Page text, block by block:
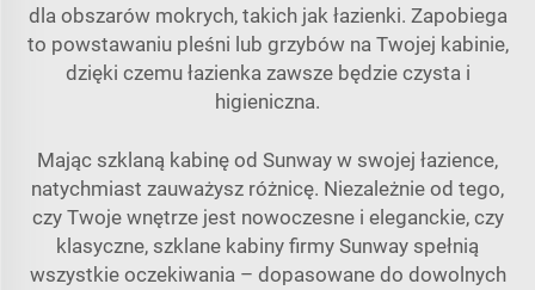
dla obszarów mokrych, takich jak łazienki. Zapobiega
to powstawaniu pleśni lub grzybów na Twojej kabinie,
dzięki czemu łazienka zawsze będzie czysta i
higieniczna.
Mając szklaną kabinę od Sunway w swojej łazience,
natychmiast zauważysz różnicę. Niezależnie od tego,
czy Twoje wnętrze jest nowoczesne i eleganckie, czy
klasyczne, szklane kabiny firmy Sunway spełnią
wszystkie oczekiwania – dopasowane do dowolnych